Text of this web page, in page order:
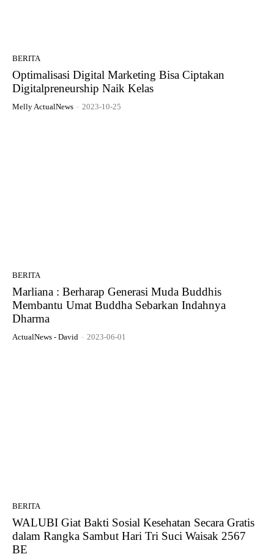
BERITA
Optimalisasi Digital Marketing Bisa Ciptakan
Digitalpreneurship Naik Kelas
Melly ActualNews - 2023-10-25
BERITA
Marliana : Berharap Generasi Muda Buddhis
Membantu Umat Buddha Sebarkan Indahnya
Dharma
ActualNews - David - 2023-06-01
BERITA
WALUBI Giat Bakti Sosial Kesehatan Secara Gratis
dalam Rangka Sambut Hari Tri Suci Waisak 2567
BE